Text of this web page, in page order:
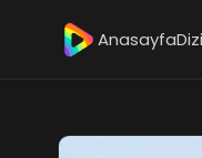
Anasayfa